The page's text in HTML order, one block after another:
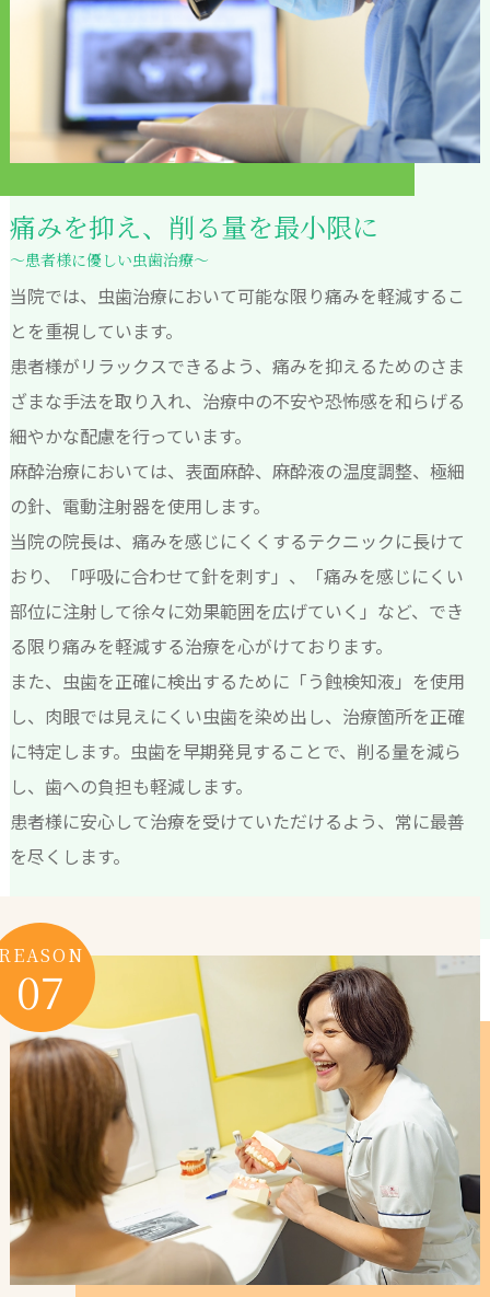
痛みを抑え、削る量を最小限に
～患者様に優しい虫歯治療～
当院では、虫歯治療において可能な限り痛みを軽減するこ
とを重視しています。
患者様がリラックスできるよう、痛みを抑えるためのさま
ざまな手法を取り入れ、治療中の不安や恐怖感を和らげる
細やかな配慮を行っています。
麻酔治療においては、表面麻酔、麻酔液の温度調整、極細
の針、電動注射器を使用します。
当院の院長は、痛みを感じにくくするテクニックに長けて
おり、「呼吸に合わせて針を刺す」、「痛みを感じにくい
部位に注射して徐々に効果範囲を広げていく」など、でき
る限り痛みを軽減する治療を心がけております。
また、虫歯を正確に検出するために「う蝕検知液」を使用
し、肉眼では見えにくい虫歯を染め出し、治療箇所を正確
に特定します。虫歯を早期発見することで、削る量を減ら
し、歯への負担も軽減します。
患者様に安心して治療を受けていただけるよう、常に最善
を尽くします。
07